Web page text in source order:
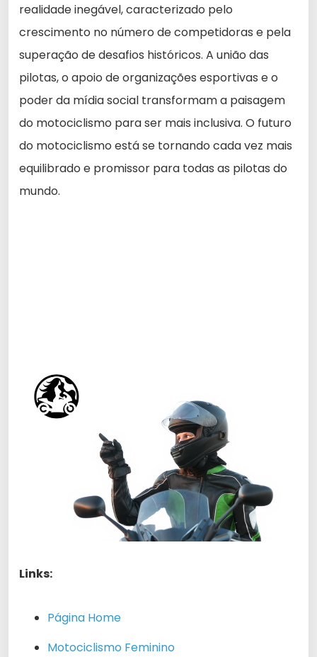
realidade inegável, caracterizado pelo
crescimento no número de competidoras e pela
superação de desafios históricos. A união das
pilotas, o apoio de organizações esportivas e o
poder da mídia social transformam a paisagem
do motociclismo para ser mais inclusiva. O futuro
do motociclismo está se tornando cada vez mais
equilibrado e promissor para todas as pilotas do
mundo.
Links:
Página Home
Motociclismo Feminino